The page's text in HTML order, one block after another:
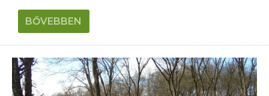
BŐVEBBEN